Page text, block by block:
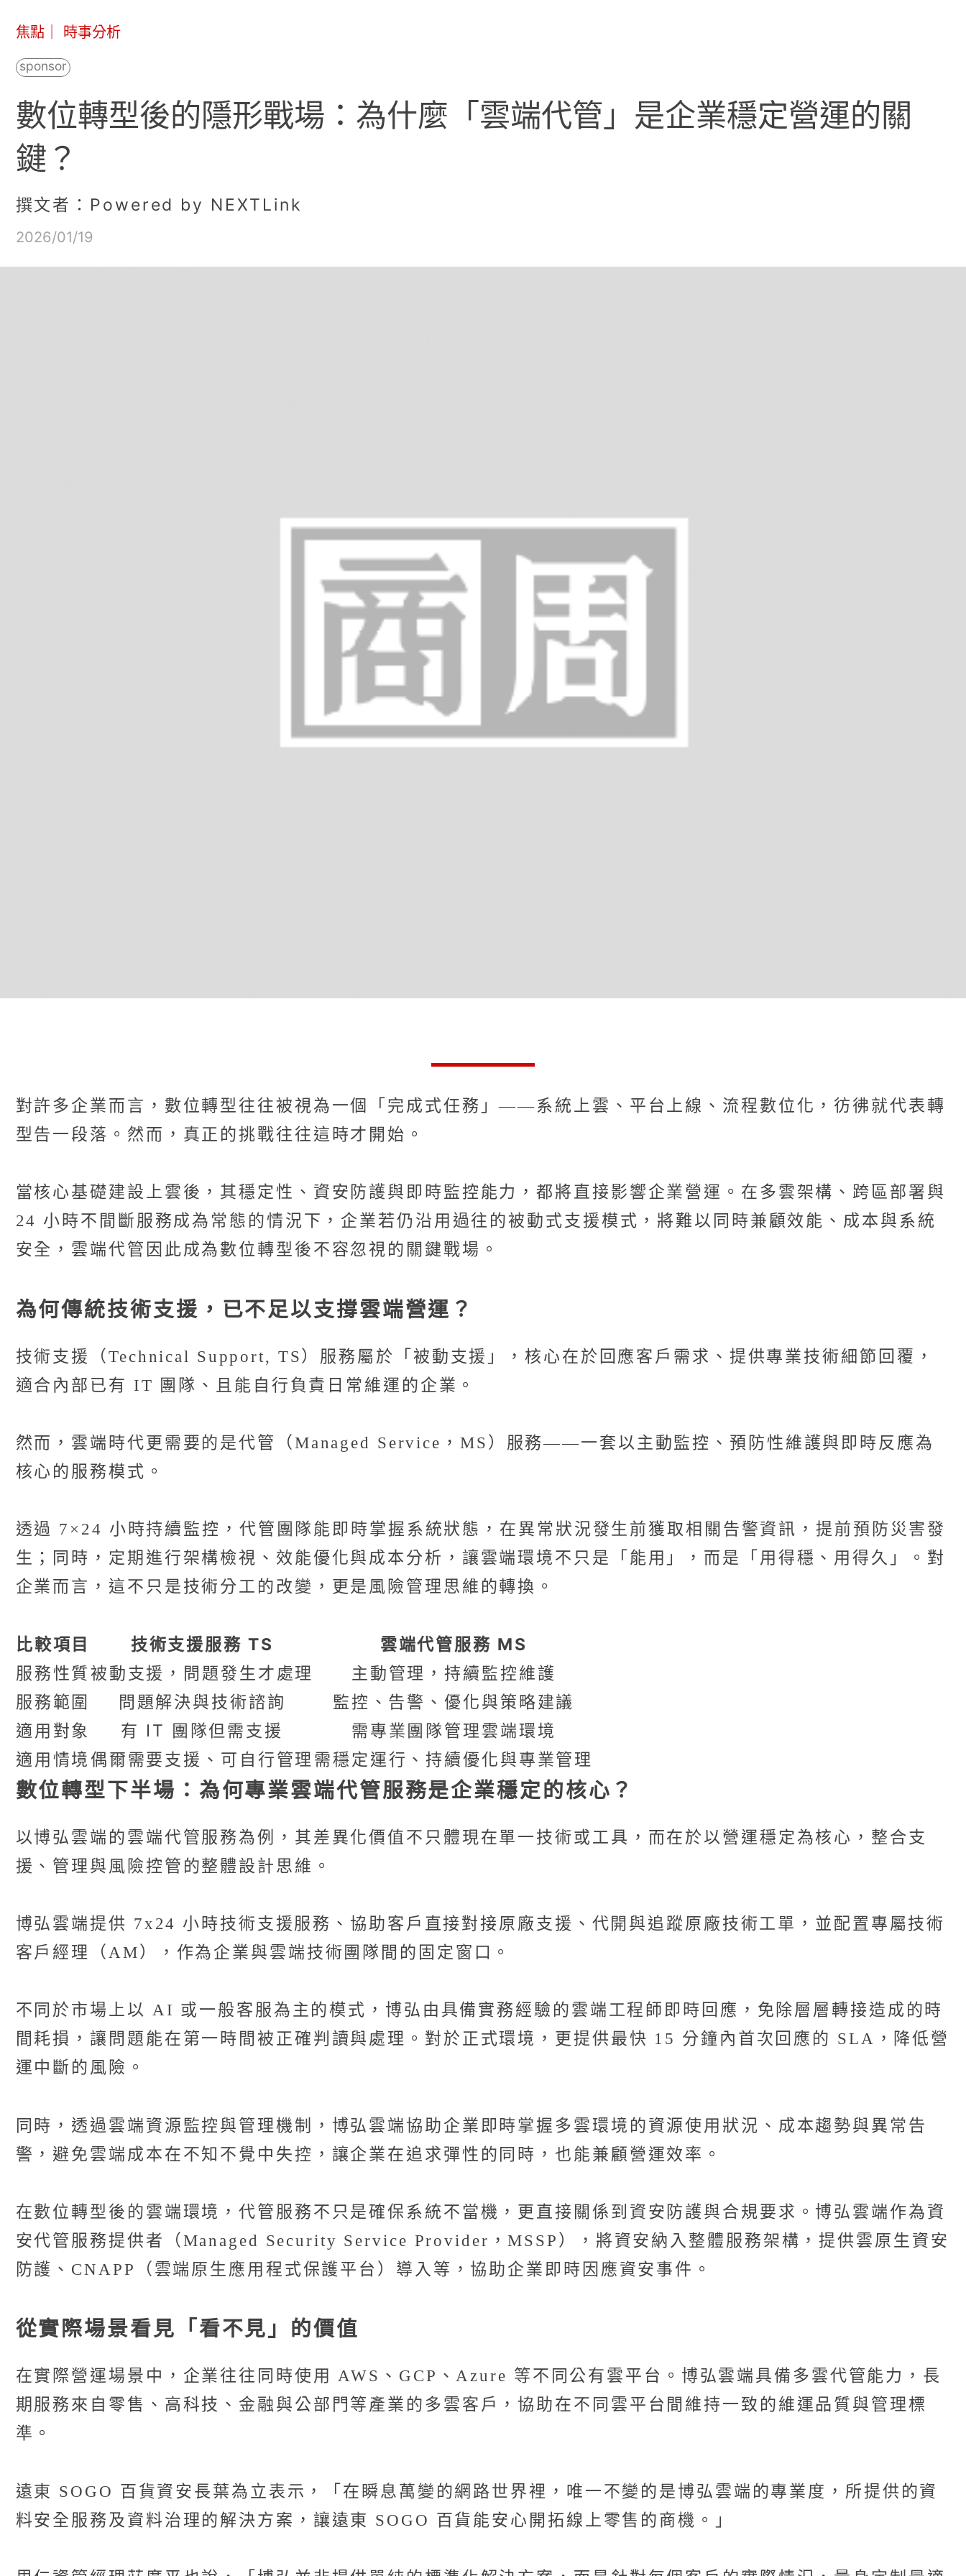
焦點｜ 時事分析
數位轉型後的隱形戰場：為什麼「雲端代管」是企業穩定營運的關
鍵？
撰文者：Powered by NEXTLink
2026/01/19
對許多企業而言，數位轉型往往被視為一個「完成式任務」——系統上雲、平台上線、流程數位化，彷彿就代表轉
型告一段落。然而，真正的挑戰往往這時才開始。
當核心基礎建設上雲後，其穩定性、資安防護與即時監控能力，都將直接影響企業營運。在多雲架構、跨區部署與
24 小時不間斷服務成為常態的情況下，企業若仍沿用過往的被動式支援模式，將難以同時兼顧效能、成本與系統
安全，雲端代管因此成為數位轉型後不容忽視的關鍵戰場。
為何傳統技術支援，已不足以支撐雲端營運？
技術支援（Technical Support, TS）服務屬於「被動支援」，核心在於回應客戶需求、提供專業技術細節回覆，
適合內部已有 IT 團隊、且能自行負責日常維運的企業。
然而，雲端時代更需要的是代管（Managed Service，MS）服務——一套以主動監控、預防性維護與即時反應為
核心的服務模式。
透過 7×24 小時持續監控，代管團隊能即時掌握系統狀態，在異常狀況發生前獲取相關告警資訊，提前預防災害發
生；同時，定期進行架構檢視、效能優化與成本分析，讓雲端環境不只是「能用」，而是「用得穩、用得久」。對
企業而言，這不只是技術分工的改變，更是風險管理思維的轉換。
比較項目 技術支援服務 TS
雲端代管服務 MS
服務性質被動支援，問題發生才處理
主動管理，持續監控維護
服務範圍
問題解決與技術諮詢
監控、告警、優化與策略建議
適用對象
有 IT 團隊但需支援
需專業團隊管理雲端環境
適用情境 偶爾需要支援、可自行管理 需穩定運行、持續優化與專業管理
數位轉型下半場：為何專業雲端代管服務是企業穩定的核心？
以博弘雲端的雲端代管服務為例，其差異化價值不只體現在單一技術或工具，而在於以營運穩定為核心，整合支
援、管理與風險控管的整體設計思維。
博弘雲端提供 7x24 小時技術支援服務、協助客戶直接對接原廠支援、代開與追蹤原廠技術工單，並配置專屬技術
客戶經理（AM），作為企業與雲端技術團隊間的固定窗口。
不同於市場上以 AI 或一般客服為主的模式，博弘由具備實務經驗的雲端工程師即時回應，免除層層轉接造成的時
間耗損，讓問題能在第一時間被正確判讀與處理。對於正式環境，更提供最快 15 分鐘內首次回應的 SLA，降低營
運中斷的風險。
同時，透過雲端資源監控與管理機制，博弘雲端協助企業即時掌握多雲環境的資源使用狀況、成本趨勢與異常告
警，避免雲端成本在不知不覺中失控，讓企業在追求彈性的同時，也能兼顧營運效率。
在數位轉型後的雲端環境，代管服務不只是確保系統不當機，更直接關係到資安防護與合規要求。博弘雲端作為資
安代管服務提供者（Managed Security Service Provider，MSSP），將資安納入整體服務架構，提供雲原生資安
防護、CNAPP（雲端原生應用程式保護平台）導入等，協助企業即時因應資安事件。
從實際場景看見「看不見」的價值
在實際營運場景中，企業往往同時使用 AWS、GCP、Azure 等不同公有雲平台。博弘雲端具備多雲代管能力，長
期服務來自零售、高科技、金融與公部門等產業的多雲客戶，協助在不同雲平台間維持一致的維運品質與管理標
準。
遠東 SOGO 百貨資安長葉為立表示，「在瞬息萬變的網路世界裡，唯一不變的是博弘雲端的專業度，所提供的資
料安全服務及資料治理的解決方案，讓遠東 SOGO 百貨能安心開拓線上零售的商機。」